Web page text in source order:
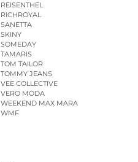
REISENTHEL
RICHROYAL
SANETTA
SKINY
SOMEDAY
TAMARIS
TOM TAILOR
TOMMY JEANS
VEE COLLECTIVE
VERO MODA
WEEKEND MAX MARA
WMF